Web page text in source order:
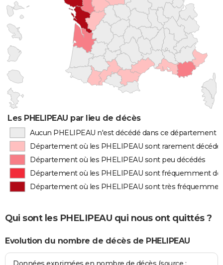
Les PHELIPEAU par lieu de décès
Aucun PHELIPEAU n'est décédé dans ce département
Département où les PHELIPEAU sont rarement
Département où les PHELIPEAU sont peu décédés
Département où les PHELIPEAU sont fréquemment
Département où les PHELIPEAU sont très
Qui sont les PHELIPEAU qui nous ont quittés ?
Evolution du nombre de décès de PHELIPEAU